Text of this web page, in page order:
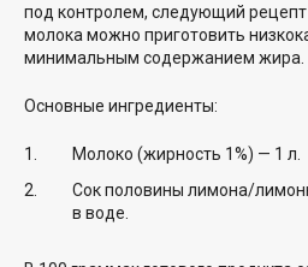
под контролем, следующий
молока можно приготовить
минимальным содержанием жира.
Основные ингредиенты:
Молоко (жирность 1%) — 1 л.
Сок половины лимона/
в воде.